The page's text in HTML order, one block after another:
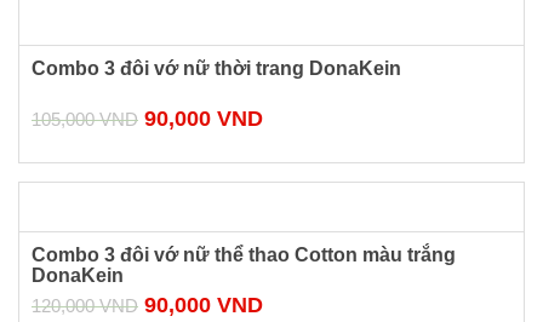
Combo 3 đôi vớ nữ thời trang DonaKein
105,000VND 90,000 VND
Combo 3 đôi vớ nữ thể thao Cotton màu trắng
DonaKein
120,000VND 90,000 VND